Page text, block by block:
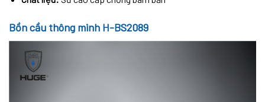
Bồn cầu thông minh H-BS2089